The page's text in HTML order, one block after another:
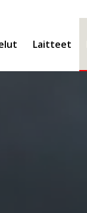
Laitteet